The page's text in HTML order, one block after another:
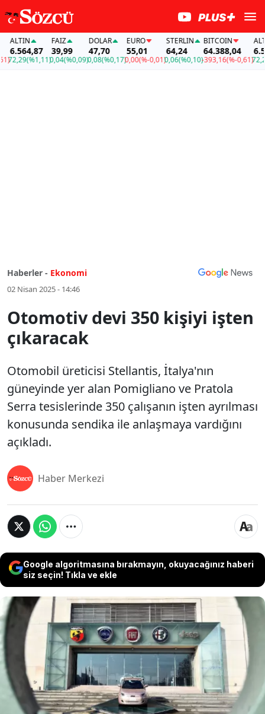
ALTIN
6.564,87
(%1,11)
FAİZ
39,99
0,04(%0,09)
DOLAR
47,70
0,08(%0,17)
EURO
55,01
0,00(%-0,01)
STERLIN
64,24
0,06(%0,10)
BITCOIN
64.388,04
-393,16(%-0,61)
ALTIN
72,29
Haberler - Ekonomi
02 Nisan 2025 - 14:46
Otomotiv devi 350 kişiyi işten
çıkaracak
Otomobil üreticisi Stellantis, İtalya'nın
güneyinde yer alan Pomigliano ve Pratola
Serra tesislerinde 350 çalışanın işten ayrılması
konusunda sendika ile anlaşmaya vardığını
açıkladı.
Haber Merkezi
Google algoritmasına bırakmayın, okuyacağınız haberi
siz seçin! Tıkla ve ekle
Otomobil üreticisi Stellantis, İtalya'nın
güneyinde yer alan Pomigliano ve Pratola
Serra tesislerinde 350 çalışanın işten
ayrılması konusunda sendika ile anlaşmaya
vardığını açıkladı.